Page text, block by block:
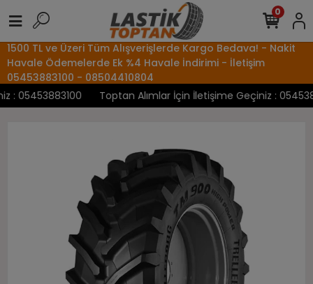
1500 TL ve Üzeri Tüm Alışverişlerde Kargo Bedava! - Nakit
Havale Ödemelerde Ek %4 Havale İndirimi - İletişim
05453883100 - 08504410804
05453883100
Toptan Alımlar İçin İletişime Geçiniz :
0